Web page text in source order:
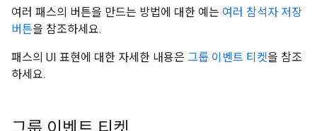
여러 패스의 버튼을 만드는 방법에 대한 예는 여러 참석자 저장
버튼을 참조하세요.
패스의 UI 표현에 대한 자세한 내용은 그룹 이벤트 티켓을 참조
하세요.